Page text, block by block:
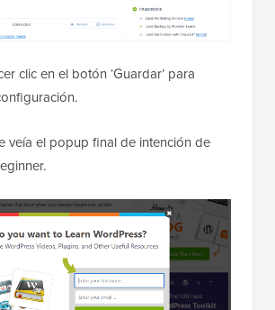
clic en el botón ‘Guardar’ para
veía el popup final de intención de